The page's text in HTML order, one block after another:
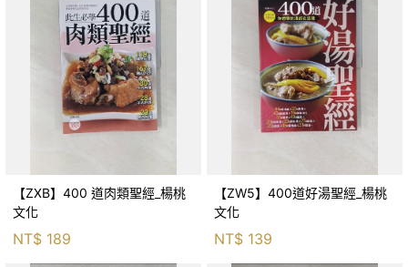
【ZXB】400 道肉類聖經_楊桃
文化
NT$ 189
【ZW5】400道好湯聖經_楊桃
文化
NT$ 139